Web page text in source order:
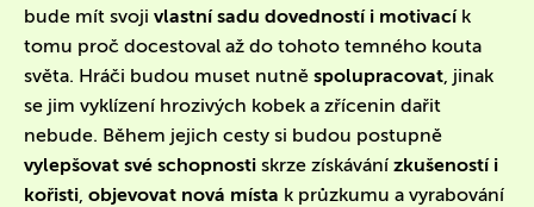
bude mít svoji vlastní sadu dovedností i motivacík
tomu proč docestoval až do tohoto temného kouta
světa. Hráči budou muset nutně spolupracovat, jinak
se jim vyklízení hrozivých kobek a zřícenin dařit
nebude. Během jejich cesty si budou postupně
vylepšovat své schopnosti skrze získávání zkušeností i
kořisti, objevovat nová místa k průzkumu a vyrabování